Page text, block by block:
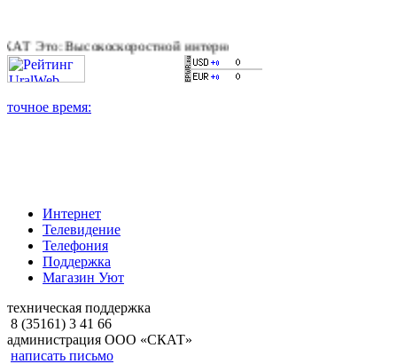
интернет, качественное цифровое и
Интернет
Телевидение
Телефония
Поддержка
Магазин Уют
техническая поддержка
8 (35161) 3 41 66
администрация ООО «СКАТ»
написать письмо